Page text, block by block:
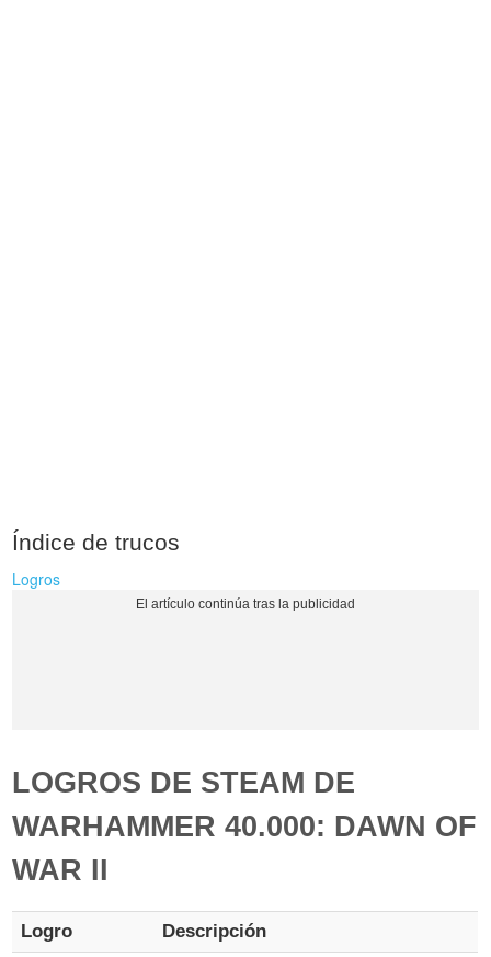
Índice de trucos
Logros
LOGROS DE STEAM DE
WARHAMMER 40.000: DAWN OF
WAR II
Logro
Descripción